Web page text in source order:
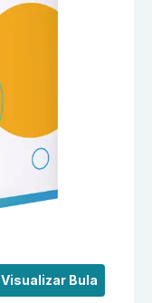
Visualizar Bula